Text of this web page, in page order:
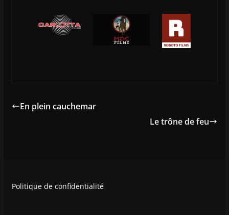
En plein cauchemar
Le trône de feu
Politique de confidentialité